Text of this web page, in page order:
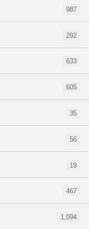
987
292
633
605
35
56
19
467
1,094